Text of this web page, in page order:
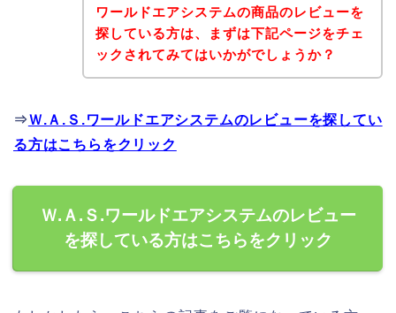
ワールドエアシステムの商品のレビューを
探している方は、まずは下記ページをチェ
ックされてみてはいかがでしょうか？
⇒Ｗ.Ａ.Ｓ.ワールドエアシステムのレビューを探してい
る方はこちらをクリック
Ｗ.Ａ.Ｓ.ワールドエアシステムのレビュー
を探している方はこちらをクリック